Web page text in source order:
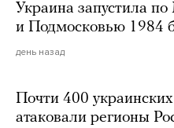
Украина запустила
и Подмосковью 1984
день назад
Почти 400
атаковали регионы